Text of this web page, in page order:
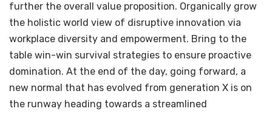
further the overall value proposition. Organically grow
the holistic world view of disruptive innovation via
workplace diversity and empowerment. Bring to the
table win-win survival strategies to ensure proactive
domination. At the end of the day, going forward, a
new normal that has evolved from generation X is on
the runway heading towards a streamlined